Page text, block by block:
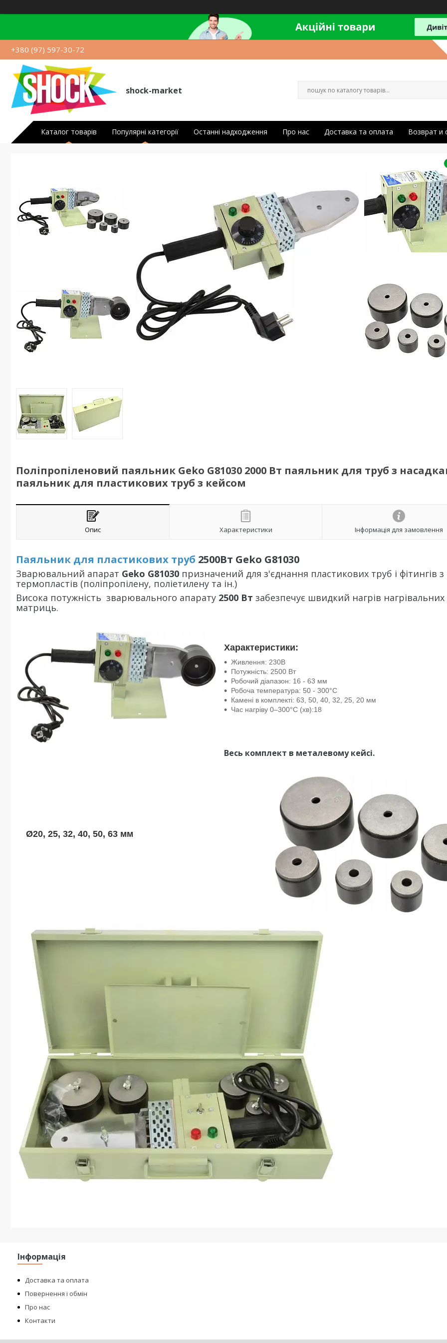
+380 (97) 597-30-72
shock-market
Каталог товарів Популярні категорії Останні надходження Про нас Доставка та оплата Возврат и
Поліпропіленовий паяльник Geko G81030 2000 Вт паяльник для труб з
паяльник для пластикових труб з кейсом
Опис Характеристики Інформація для замовлення
Паяльник для пластикових труб 2500Вт Geko G81030
Зварювальний апарат Geko G81030 призначений для з'єднання пластикових труб і фітингів з
термопластів (поліпропілену, поліетилену та ін.)
Висока потужність зварювального апарату 2500 Вт забезпечує швидкий нагрів нагрівальних
матриць.
Характеристики:
Живлення: 230В
Потужність: 2500 Вт
Робочий діапазон: 16 - 63 мм
Робоча температура: 50 - 300°C
Камені в комплекті: 63, 50, 40, 32, 25, 20 мм
Час нагріву 0–300°C (хв):18
Весь комплект в металевому кейсі.
Ø20, 25, 32, 40, 50, 63 мм
Інформація
Доставка та оплата
Повернення і обмін
Про нас
Контакти